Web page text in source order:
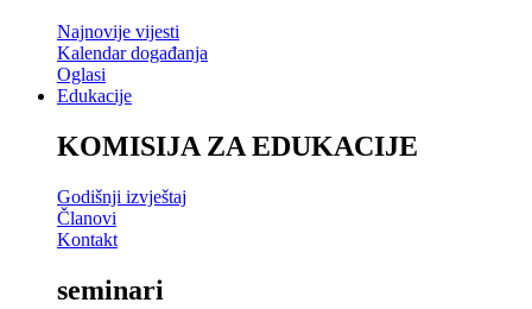
Najnovije vijesti
Kalendar događanja
Oglasi
Edukacije
KOMISIJA ZA EDUKACIJE
Godišnji izvještaj
Članovi
Kontakt
seminari